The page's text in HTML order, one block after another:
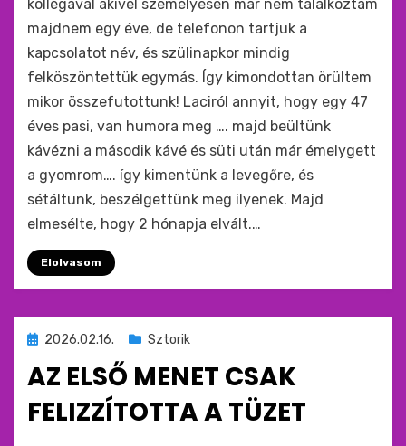
kollégával akivel személyesen már nem találkoztam
majdnem egy éve, de telefonon tartjuk a
kapcsolatot név, és szülinapkor mindig
felköszöntettük egymás. Így kimondottan örültem
mikor összefutottunk! Laciról annyit, hogy egy 47
éves pasi, van humora meg …. majd beültünk
kávézni a második kávé és süti után már émelygett
a gyomrom…. így kimentünk a levegőre, és
sétáltunk, beszélgettünk meg ilyenek. Majd
elmesélte, hogy 2 hónapja elvált.…
Elolvasom
Beküldve
:
2026.02.16. Sztorik
AZ ELSŐ MENET CSAK
FELIZZÍTOTTA A TÜZET